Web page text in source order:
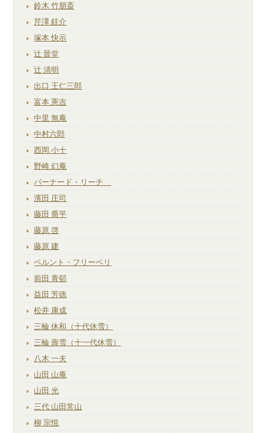
鈴木 竹朋斎
芹澤 銈介
塚本 快示
辻 晉堂
辻 清明
出口 王仁三郎
富本 憲吉
中里 無庵
中村六郎
西岡 小十
野崎 幻庵
バーナード・リーチ
濱田 庄司
藤田 喬平
藤原 啓
藤原 建
ベルント・フリーベリ
前田 青邨
益田 芳徳
松井 康成
三輪 休和（十代休雪）
三輪 壽雪（十一代休雪）
八木 一夫
山田 山庵
山田 光
三代 山田常山
柳 宗悦